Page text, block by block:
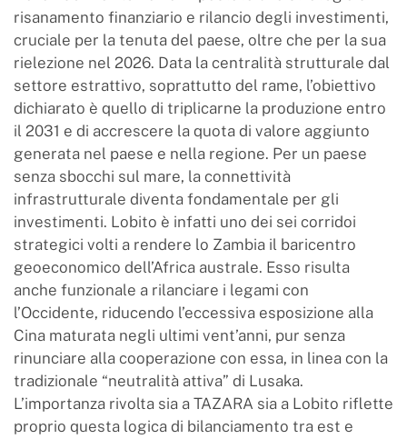
risanamento finanziario e rilancio degli investimenti,
cruciale per la tenuta del paese, oltre che per la sua
rielezione nel 2026. Data la centralità strutturale dal
settore estrattivo, soprattutto del rame, l’obiettivo
dichiarato è quello di triplicarne la produzione entro
il 2031 e di accrescere la quota di valore aggiunto
generata nel paese e nella regione. Per un paese
senza sbocchi sul mare, la connettività
infrastrutturale diventa fondamentale per gli
investimenti. Lobito è infatti uno dei sei corridoi
strategici volti a rendere lo Zambia il baricentro
geoeconomico dell’Africa australe. Esso risulta
anche funzionale a rilanciare i legami con
l’Occidente, riducendo l’eccessiva esposizione alla
Cina maturata negli ultimi vent’anni, pur senza
rinunciare alla cooperazione con essa, in linea con la
tradizionale “neutralità attiva” di Lusaka.
L’importanza rivolta sia a TAZARA sia a Lobito riflette
proprio questa logica di bilanciamento tra est e